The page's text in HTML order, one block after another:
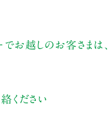
お越しのお客さまは、
ください